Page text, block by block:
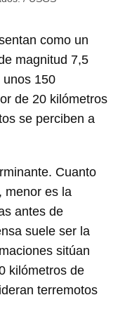
como un
magnitud 7,5
unos 150
de 20 kilómetros
se perciben a
Cuanto
menor es la
antes de
suele ser la
sitúan
kilómetros de
terremotos